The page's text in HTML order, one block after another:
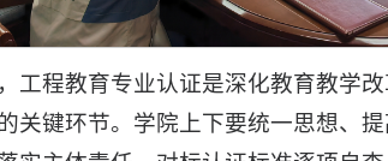
工程教育专业认证是深化教育教学
关键环节。学院上下要统一思想、